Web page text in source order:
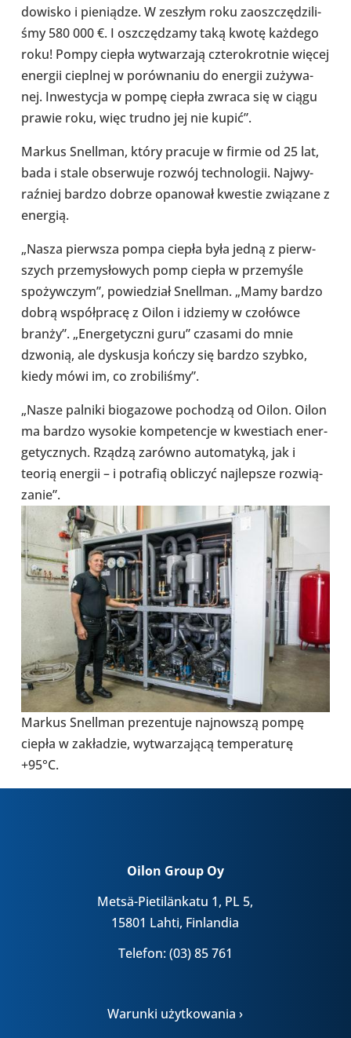
do­wi­sko i pie­nią­dze. W zeszłym roku zaosz­czę­dzi­li­
śmy 580 000 €. I oszczę­dzamy taką kwotę każdego
roku! Pompy ciepła wytwa­rzają czte­ro­krot­nie więcej
energii ciepl­nej w porów­na­niu do energii zuży­wa­
nej. Inwe­sty­cja w pompę ciepła zwraca się w ciągu
prawie roku, więc trudno jej nie kupić”.
Markus Snel­l­man, który pracuje w firmie od 25 lat,
bada i stale obser­wuje rozwój tech­no­lo­gii. Naj­wy­
raź­niej bardzo dobrze opa­no­wał kwestie zwią­zane z
energią.
„Nasza pierw­sza pompa ciepła była jedną z pierw­
szych prze­my­sło­wych pomp ciepła w prze­my­śle
spo­żyw­czym”, powie­dział Snel­l­man. „Mamy bardzo
dobrą współ­pracę z Oilon i idziemy w czo­łówce
branży”. „Ener­ge­tyczni guru” czasami do mnie
dzwonią, ale dys­ku­sja kończy się bardzo szybko,
kiedy mówi im, co zro­bi­li­śmy”.
„Nasze palniki bio­ga­zowe pocho­dzą od Oilon. Oilon
ma bardzo wysokie kom­pe­ten­cje w kwe­stiach ener­
ge­tycz­nych. Rządzą zarówno auto­ma­tyką, jak i
teorią energii – i potra­fią obli­czyć naj­lep­sze roz­wią­
za­nie”.
Markus Snel­l­man pre­zen­tuje naj­now­szą pompę
ciepła w zakła­dzie, wytwa­rza­jącą tem­pe­ra­turę
+95°C.
Oilon Group Oy
Metsä-Pietilänkatu 1, PL 5,
15801 Lahti, Finlandia
Telefon: (03) 85 761
Warunki użytkowania ›